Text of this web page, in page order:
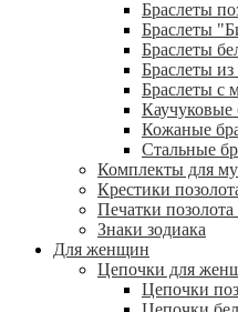
Браслеты
Браслеты
Браслеты
Браслеты из
Браслеты с
Каучуковые
Кожаные
Стальные
Комплекты для
Крестики
Печатки позолота
Знаки зодиака
Для женщин
Цепочки для
Цепочки